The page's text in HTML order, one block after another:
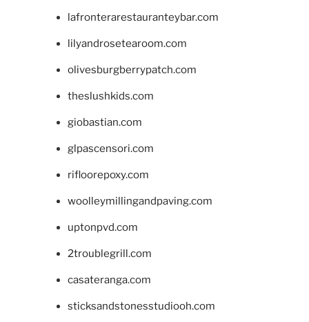
lafronterarestauranteybar.com
lilyandrosetearoom.com
olivesburgberrypatch.com
theslushkids.com
giobastian.com
glpascensori.com
rifloorepoxy.com
woolleymillingandpaving.com
uptonpvd.com
2troublegrill.com
casateranga.com
sticksandstonesstudiooh.com